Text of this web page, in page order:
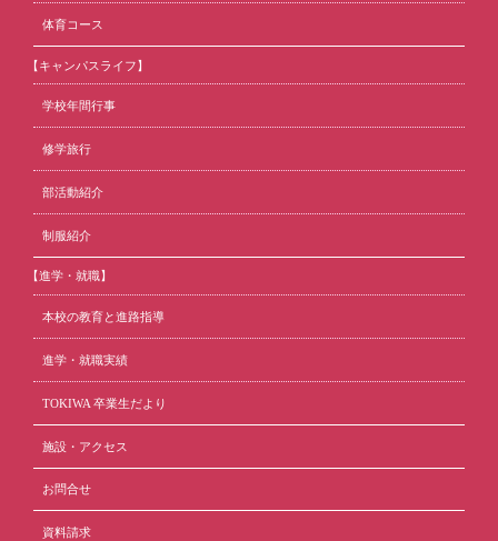
体育コース
【キャンパスライフ】
学校年間行事
修学旅行
部活動紹介
制服紹介
【進学・就職】
本校の教育と進路指導
進学・就職実績
TOKIWA 卒業生だより
施設・アクセス
お問合せ
資料請求